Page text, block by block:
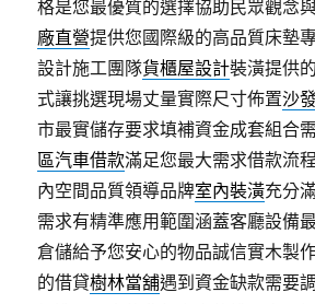
格是您最優質的選擇協助民眾觀念
廠直營提供您國際級的高品質床墊
設計施工團隊貨櫃屋設計裝潢提供
式讓挑選現場丈量實際尺寸佈置沙
市最實儲存要求填補資金成套組合
區汽車借款滿足您最大需求借款流
內空間品質領導品牌室內裝潢充分
需求有精準應用範圍涵蓋客廳設備
倉儲給予您安心的物品誠信實木製
的借貸樹林當舖遇到資金缺款需要